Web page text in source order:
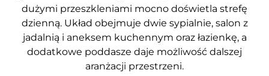
dużymi przeszkleniami mocno doświetla strefę
dzienną. Układ obejmuje dwie sypialnie, salon z
jadalnią i aneksem kuchennym oraz łazienkę, a
dodatkowe poddasze daje możliwość dalszej
aranżacji przestrzeni.